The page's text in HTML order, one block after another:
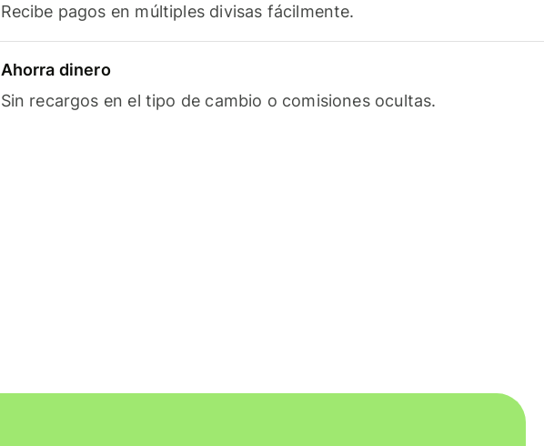
Recibe pagos en múltiples divisas fácilmente.
Ahorra dinero
Sin recargos en el tipo de cambio o comisiones ocultas.